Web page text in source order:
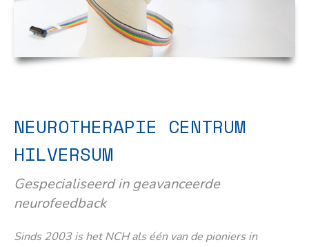
NEUROTHERAPIE CENTRUM
HILVERSUM
Gespecialiseerd in geavanceerde
neurofeedback
Sinds 2003 is het NCH als één van de pioniers in